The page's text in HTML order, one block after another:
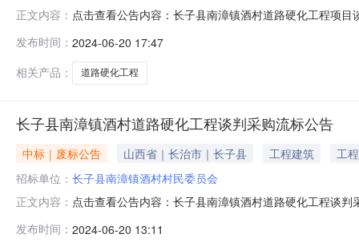
正文内容： 点击查看公告内容：长子县南漳镇酒村道路硬化工程项
南漳镇酒村道路硬化工程项目2.2招标单位：长子县南漳
有独立承担民事责任的能力；
发布时间： 2024-06-20 17:47
相关产品：
道路硬化工程
长子县南漳镇酒村道路硬化工程谈判采购流标公告
中标｜废标公告 山西省｜长治市｜长子县 工程建筑
工程
招标单位： 长子县南漳镇酒村村民委员会
正文内容： 点击查看公告内容：长子县南漳镇酒村道路硬化工程谈
联系人：马女生电话：13663559767招标代理机构：山
发布时间： 2024-06-20 13:11